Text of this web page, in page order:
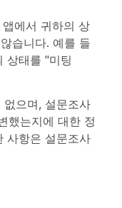
에서 귀하의 상
습니다. 예를 들
상태를 "미팅
으며, 설문조사
했는지에 대한 정
사항은 설문조사